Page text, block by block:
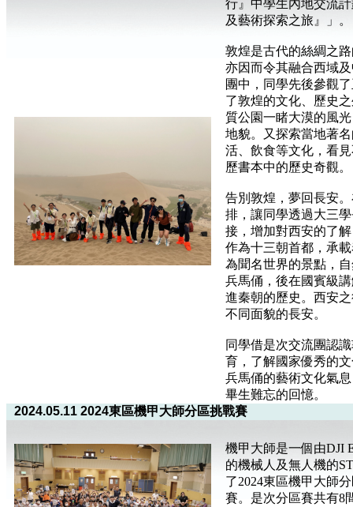
行』中學生內地交流
及藝術探索之旅』」。
敦煌是古代的絲綢之
亦因而令其融合西域
團中，同學先後參觀
了敦煌的文化、歷史
質公園一睹大漠的風
地貌。又探索當地著
活、飲食等文化，看
歷書本中的歷史奇觀。
告別敦煌，夢回長安
排，讓同學透過大三
接，增加對西安的了
作為十三朝首都，承
為聞名世界的景點，
兵馬俑，後在國賓級
進秦朝的歷史。西安
不同面貌的長安。
同學借是次交流團認
育，了解國家優秀的
兵馬俑的藝術文化氣
畢生難忘的回憶。
2024.05.11 2024東區機甲大師分區挑戰賽
機甲大師是一個由DJI
的機械人及無人機的
了2024東區機甲大師
賽。是次分區賽共有8